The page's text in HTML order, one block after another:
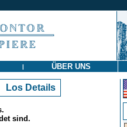
| ÜBER UNS
Los Details
sind.